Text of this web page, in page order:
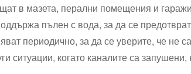
в мазета, перални помещения и
пълен с вода, за да се
периодично, за да се уверите, че не
ситуации, когато каналите са